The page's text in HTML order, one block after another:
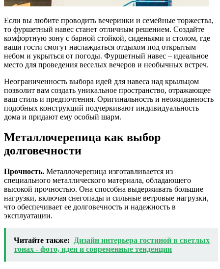
Если вы любите проводить вечеринки и семейные торжества,
то фуршетный навес станет отличным решением. Создайте
комфортную зону с барной стойкой, сиденьями и столом, где
ваши гости смогут наслаждаться отдыхом под открытым
небом и укрыться от погоды. Фуршетный навес – идеальное
место для проведения веселых вечеров и необычных встреч.
Неограниченность выбора идей для навеса над крыльцом
позволит вам создать уникальное пространство, отражающее
ваш стиль и предпочтения. Оригинальность и неожиданность
подобных конструкций подчеркивают индивидуальность
дома и придают ему особый шарм.
Металлочерепица как выбор
долговечности
Прочность. Металлочерепица изготавливается из
специального металлического материала, обладающего
высокой прочностью. Она способна выдерживать большие
нагрузки, включая снегопады и сильные ветровые нагрузки,
что обеспечивает ее долговечность и надежность в
эксплуатации.
Читайте также:
Дизайн интерьера гостиной в светлых
тонах - фото, идеи и современные тенденции